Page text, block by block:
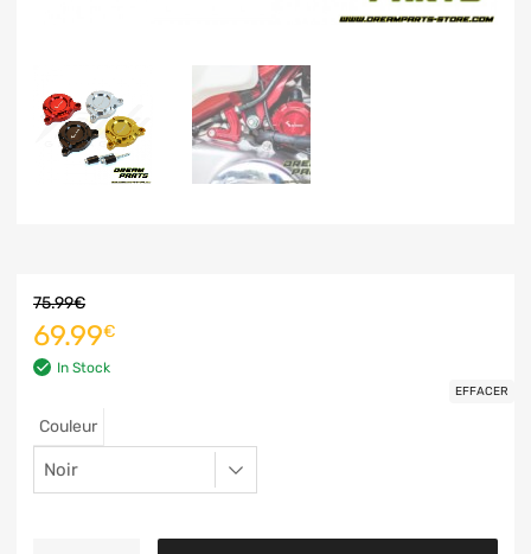
75.99€
69.99€
In Stock
Couleur
EFFACER